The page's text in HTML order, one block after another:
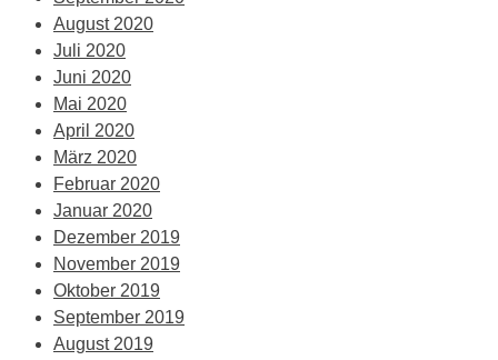
August 2020
Juli 2020
Juni 2020
Mai 2020
April 2020
März 2020
Februar 2020
Januar 2020
Dezember 2019
November 2019
Oktober 2019
September 2019
August 2019